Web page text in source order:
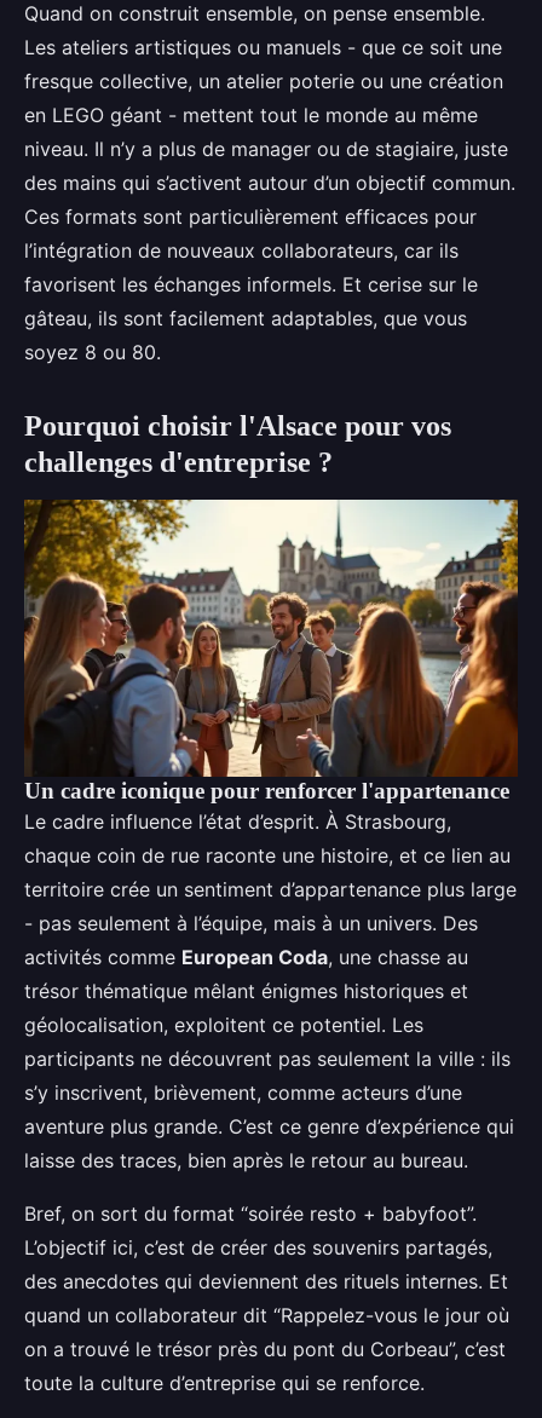
Quand on construit ensemble, on pense ensemble.
Les ateliers artistiques ou manuels - que ce soit une
fresque collective, un atelier poterie ou une création
en LEGO géant - mettent tout le monde au même
niveau. Il n’y a plus de manager ou de stagiaire, juste
des mains qui s’activent autour d’un objectif commun.
Ces formats sont particulièrement efficaces pour
l’intégration de nouveaux collaborateurs, car ils
favorisent les échanges informels. Et cerise sur le
gâteau, ils sont facilement adaptables, que vous
soyez 8 ou 80.
Pourquoi choisir l'Alsace pour vos
challenges d'entreprise ?
Un cadre iconique pour renforcer l'appartenance
Le cadre influence l’état d’esprit. À Strasbourg,
chaque coin de rue raconte une histoire, et ce lien au
territoire crée un sentiment d’appartenance plus large
- pas seulement à l’équipe, mais à un univers. Des
activités comme European Coda, une chasse au
trésor thématique mêlant énigmes historiques et
géolocalisation, exploitent ce potentiel. Les
participants ne découvrent pas seulement la ville : ils
s’y inscrivent, brièvement, comme acteurs d’une
aventure plus grande. C’est ce genre d’expérience qui
laisse des traces, bien après le retour au bureau.
Bref, on sort du format “soirée resto + babyfoot”.
L’objectif ici, c’est de créer des souvenirs partagés,
des anecdotes qui deviennent des rituels internes. Et
quand un collaborateur dit “Rappelez-vous le jour où
on a trouvé le trésor près du pont du Corbeau”, c’est
toute la culture d’entreprise qui se renforce.